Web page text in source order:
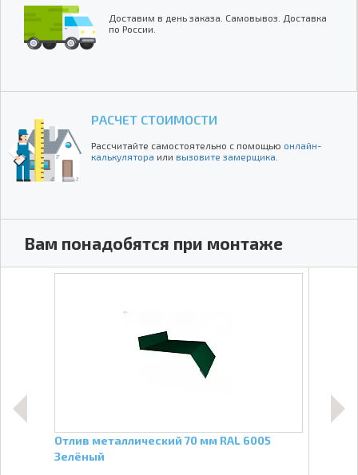
Доставим в день заказа. Самовывоз. Доставка
по России.
РАСЧЕТ СТОИМОСТИ
Рассчитайте самостоятельно с помощью онлайн-
калькулятора или вызовите замерщика
Вам понадобятся при монтаже
Отлив металлический 70 мм RAL 6005
Зелёный